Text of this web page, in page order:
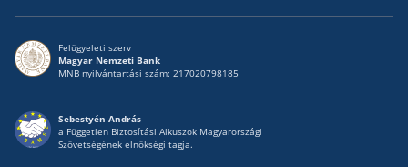
Felügyeleti szerv
Magyar Nemzeti Bank
MNB nyilvántartási szám: 217020798185
Sebestyén András
a Független Biztosítási Alkuszok Magyarországi
Szövetségének elnökségi tagja.